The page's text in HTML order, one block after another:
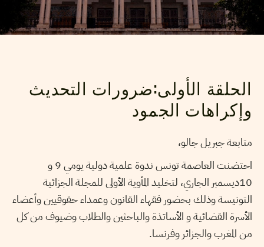
الحلقة الأولى:ضرورات التحديث
وإكراهات الجمود
متابعة جبريل جالو،
احتضنت العاصمة تونس ندوة علمية دولية يومي 9 و
10ديسمبر الجاري، لتخليد المأوية الأولى للمجلة الجزائية
التونيسة وذلك بحضور فقهاء القانون وعمداء حقوقيين وأعضاء
الأسرة القضائية و الأساتذة والباحثين والطلاب وضيوف من كل
من المغرب والجزائر وفرنسا.